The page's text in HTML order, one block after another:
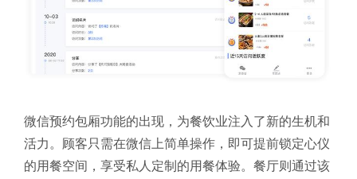
微信预约包厢功能的出现，为餐饮业注入了新的生机和
活力。顾客只需在微信上简单操作，即可提前锁定心仪
的用餐空间，享受私人定制的用餐体验。餐厅则通过该